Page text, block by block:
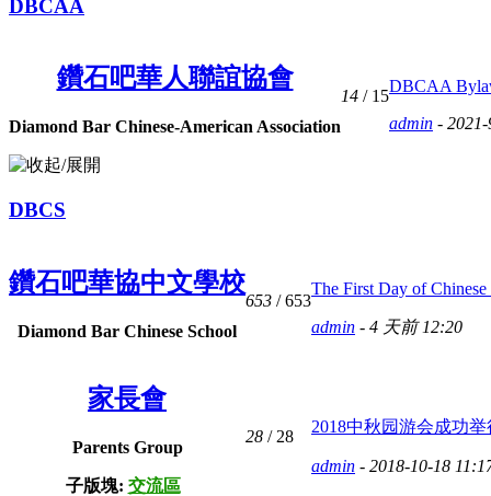
DBCAA
鑽石吧華人聯誼協會
Diamond Bar Chinese-American Association
14 / 15
DBCAA
admin -
DBCS
鑽石吧華協中文學校
Diamond Bar Chinese School
653 / 653
The First Day of Chinese
admin - 4 天前 12:20
家長會
Parents Group
子版塊: 交流區
28 / 28
2018中秋园游会成功举
admin - 2018-10-18